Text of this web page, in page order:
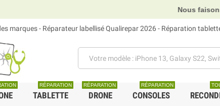
Nous faisons relais DHL,
marques - Réparateur labellisé Qualirepar 2026 - Réparation
TABLETTE
RÉPARATION
DRONE
RÉPARATION
CONSOLES
RÉPARATION